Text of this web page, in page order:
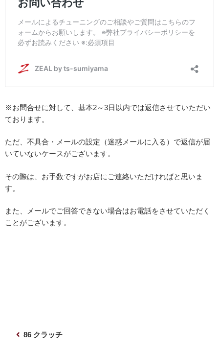
※お問合せに対して、基本2～3日以内では返信させていただい
ております。
ただ、不具合・メールの設定（迷惑メールに入る）で返信が届
いていないケースがございます。
その際は、お手数ですがお店にご連絡いただければと思いま
す。
また、メールでご回答できない場合はお電話をさせていただく
ことがございます。
86 クラッチ